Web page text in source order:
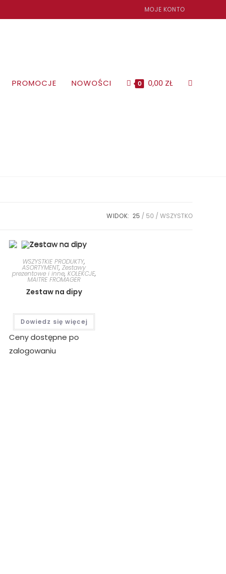
MOJE KONTO
PROMOCJE NOWOŚCI 0 0,00 ZŁ TOGGLE
WIDOK: 25 50 WSZYSTKO
WSZYSTKIE PRODUKTY,
ASORTYMENT, Zestawy
prezentowe i inne, KOLEKCJE,
MAITRE FROMAGER
Zestaw na dipy
Dowiedz się więcej
Ceny dostępne po
zalogowaniu